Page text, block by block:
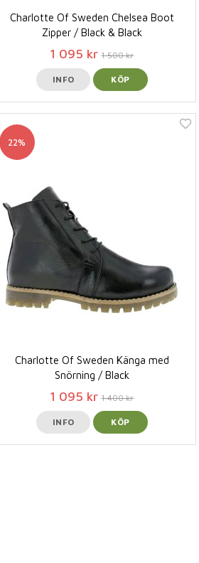
Charlotte Of Sweden Chelsea Boot
Zipper / Black & Black
1 095 kr 1 500 kr
INFO KÖP
22%
Charlotte Of Sweden Känga med
Snörning / Black
1 095 kr 1 400 kr
INFO KÖP